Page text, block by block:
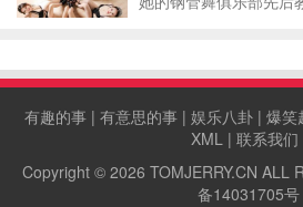
有趣的事 | 有意思的事 | 娱乐八卦 | 爆笑
XML| 联系我们
Copyright © 2026 TOMJERRY.CN ALL
备14031705号